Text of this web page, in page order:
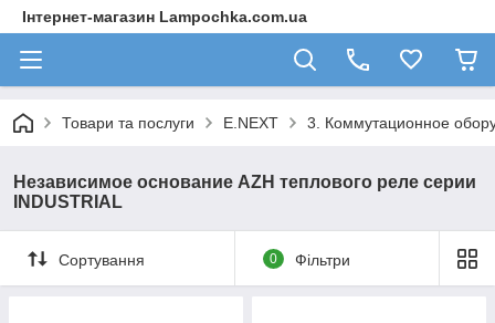
Інтернет-магазин Lampochka.com.ua
Товари та послуги E.NEXT 3. Коммутационное
Независимое основание AZH теплового реле серии
INDUSTRIAL
Сортування 0 Фільтри